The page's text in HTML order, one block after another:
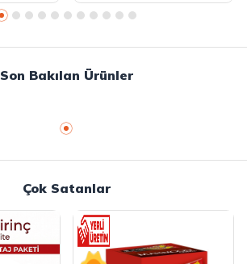
Son Bakılan Ürünler
Çok Satanlar